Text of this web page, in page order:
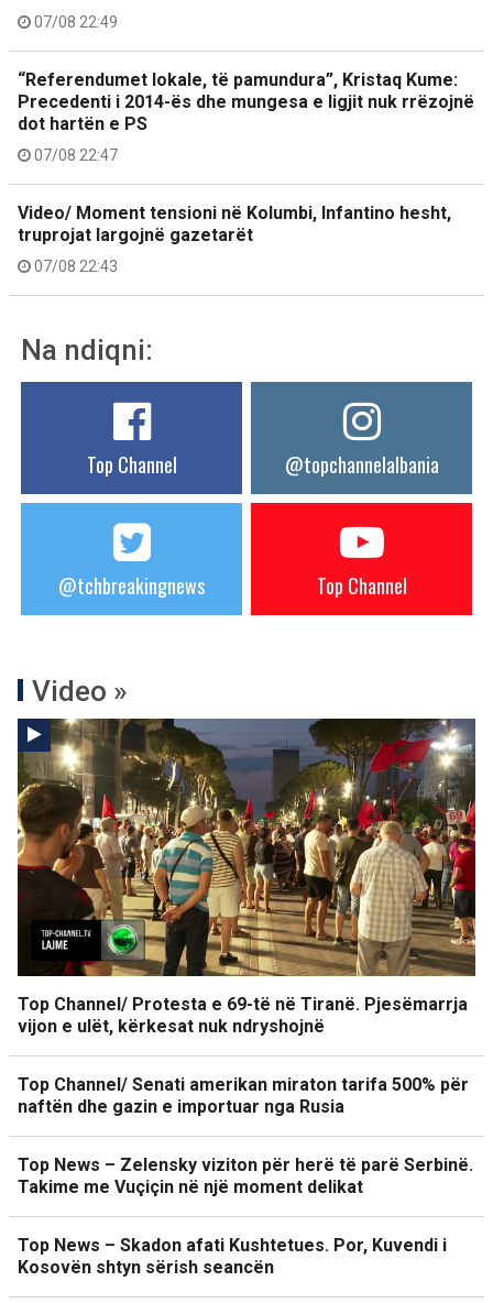
07/08 22:49
“Referendumet lokale, të pamundura”, Kristaq Kume:
Precedenti i 2014-ës dhe mungesa e ligjit nuk rrëzojnë
dot hartën e PS
07/08 22:47
Video/ Moment tensioni në Kolumbi, Infantino hesht,
truprojat largojnë gazetarët
07/08 22:43
Na ndiqni:
Top Channel @topchannelalbania
@tchbreakingnews Top Channel
Video »
Top Channel/ Protesta e 69-të në Tiranë. Pjesëmarrja
vijon e ulët, kërkesat nuk ndryshojnë
Top Channel/ Senati amerikan miraton tarifa 500% për
naftën dhe gazin e importuar nga Rusia
Top News – Zelensky viziton për herë të parë Serbinë.
Takime me Vuçiçin në një moment delikat
Top News – Skadon afati Kushtetues. Por, Kuvendi i
Kosovën shtyn sërish seancën